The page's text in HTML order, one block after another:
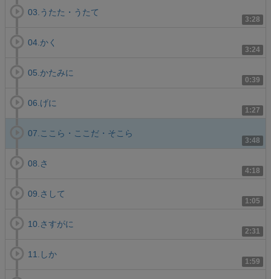
3:28
03.うたた・うたて
3:24
04.かく
0:39
05.かたみに
1:27
06.げに
3:48
07.ここら・ここだ・そこら
4:18
08.さ
1:05
09.さして
2:31
10.さすがに
1:59
11.しか